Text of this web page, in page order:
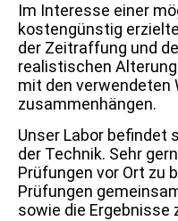
Im Interesse einer
kostengünstig
der Zeitraffung und
realistischen
mit den verwendeten
zusammenhängen.
Unser Labor befindet
der Technik. Sehr
Prüfungen vor Ort zu
Prüfungen
sowie die Ergebnisse